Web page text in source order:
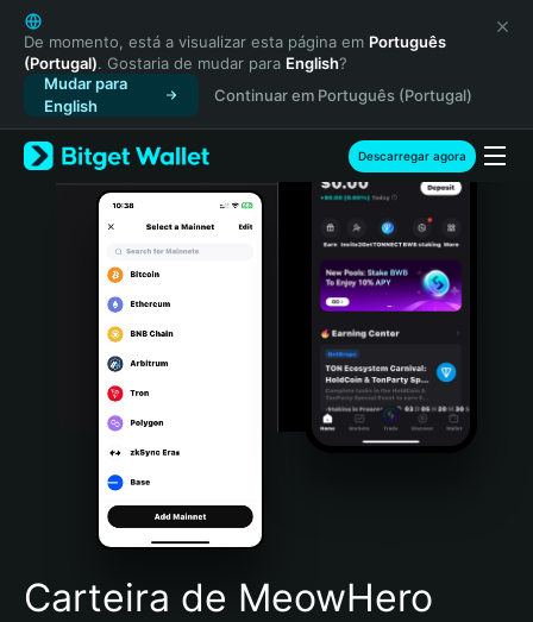
English
日本語
Tiếng Việt
Русский
Español (Latinoamérica)
Türkçe
Italiano
Português (Portugal)
Bahasa Indonesia
Português (Brasil)
Español (Argentina)
De momento, está a visualizar esta página em Português
(Portugal). Gostaria de mudar para English?
Mudar para
English
Continuar em Português (Portugal)
Descarregar agora
Carteira de MeowHero